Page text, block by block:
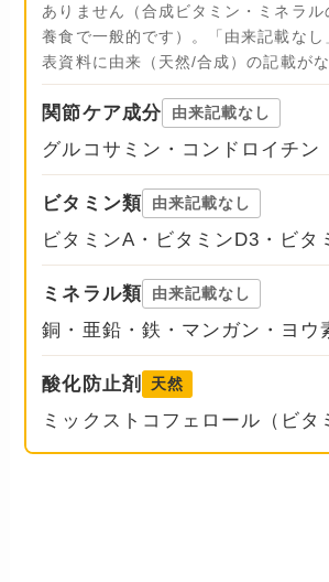
ありません（合成ビタミン・ミネラル
養食で一般的です）。「由来記載なし
表資料に由来（天然/合成）の記載がな
関節ケア成分 由来記載なし
グルコサミン・コンドロイチン
ビタミン類 由来記載なし
ビタミンA・ビタミンD3・ビタ
ミネラル類 由来記載なし
銅・亜鉛・鉄・マンガン・ヨウ
酸化防止剤 天然
ミックストコフェロール（ビタ